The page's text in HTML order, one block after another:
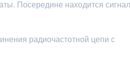
Посередине находится
радиочастотной цепи с